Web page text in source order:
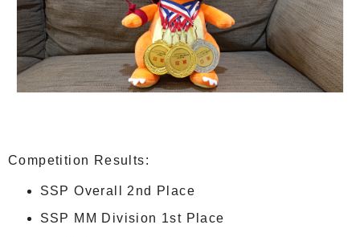
Competition Results:
SSP Overall 2nd Place
SSP MM Division 1st Place